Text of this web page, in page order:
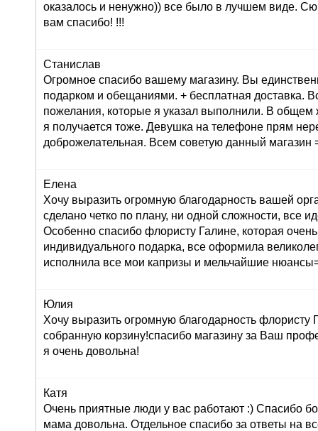
оказалось и ненужно)) все было в лучшем виде.
вам спасибо! !!!
Станислав
Огромное спасибо вашему магазину. Вы
подарком и обещаниями. + бесплатная доставка.
пожелания, которые я указал выполнили. В общем
я получается тоже. Девушка на телефоне прям
доброжелательная. Всем советую данный магазин
Елена
Хочу выразить огромную благодарность вашей
сделано четко по плану, ни одной сложности, все
Особенно спасибо флористу Галине, которая
индивидуального подарка, все оформила
исполнила все мои капризы и мельчайшие
Юлия
Хочу выразить огромную благодарность флористу
собранную корзину!спасибо магазину за Ваш
я очень довольна!
Катя
Очень приятные люди у вас работают :) Спасибо
мама довольна. Отдельное спасибо за ответы на